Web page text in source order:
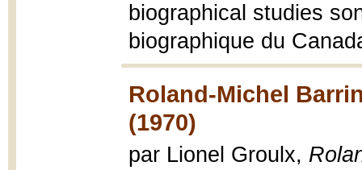
biographical studies
biographique du
Roland-Michel
(1970)
par Lionel Groulx,